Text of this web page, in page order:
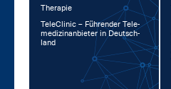
Therapie
TeleCli­nic – Füh­ren­der Te­le­
me­di­zin­an­bie­ter in Deutsch­
land